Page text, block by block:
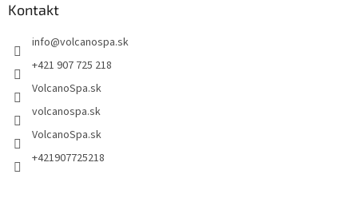
Kontakt
info@volcanospa.sk
+421 907 725 218
VolcanoSpa.sk
volcanospa.sk
VolcanoSpa.sk
+421907725218